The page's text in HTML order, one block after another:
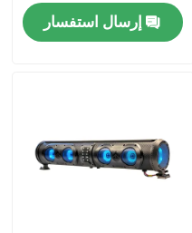
إرسال استفسار